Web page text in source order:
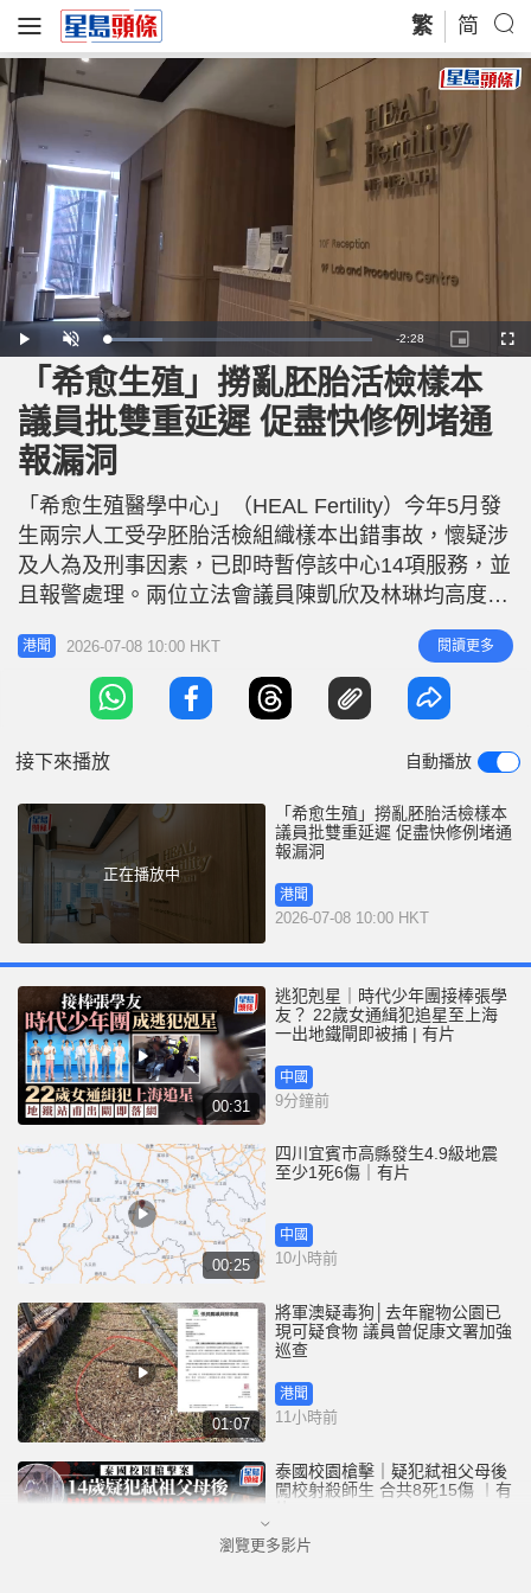
繁 简
P
l
U
n
m
u
t
e
L
o
a
d
e
d
:
2
0
R
e
m
n
-2:28
P
i
c
t
u
r
e
-
i
c
t
r
e
F
u
「希愈生殖」撈亂胚胎活檢樣本
議員批雙重延遲 促盡快修例堵通
報漏洞
「希愈生殖醫學中心」（HEAL Fertility）今年5月發
生兩宗人工受孕胚胎活檢組織樣本出錯事故，懷疑涉
及人為及刑事因素，已即時暫停該中心14項服務，並
且報警處理。兩位立法會議員陳凱欣及林琳均高度關
注事件，批評通報機制存在漏洞，是「雙重延遲」，
促請當局盡快修例檢討及修正相關法規。 立法會議
員陳凱欣今（8日）在電台節目表示，雖然事件只是
送檢的胚胎樣本出錯，胚胎並未被調亂，但樣本混淆
港聞 2026-07-08 10:00 HKT 閱讀更多
接下來播放 自動播放
正在播放中
「希愈生殖」撈亂胚胎活檢樣本
議員批雙重延遲 促盡快修例堵通
報漏洞
港聞
2026-07-08 10:00 HKT
00:31
逃犯剋星｜時代少年團接棒張學
友？ 22歲女通緝犯追星至上海
一出地鐵閘即被捕 | 有片
中國
9分鐘前
00:25
四川宜賓市高縣發生4.9級地震
至少1死6傷｜有片
中國
10小時前
01:07
將軍澳疑毒狗│去年寵物公園已
現可疑食物 議員曾促康文署加強
巡查
港聞
11小時前
泰國校園槍擊｜疑犯弒祖父母後
闖校射殺師生 合共8死15傷 ︱有
國際
瀏覽更多影片